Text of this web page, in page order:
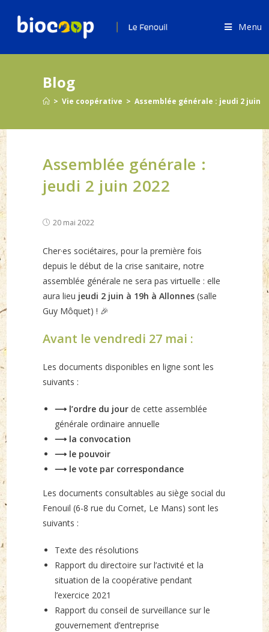
content
Menu
Blog
> Vie coopérative > Assemblée générale : jeudi 2 juin
Assemblée générale :
jeudi 2 juin 2022
Post20 mai 2022
Cher·es sociétaires, pour la première fois
depuis le début de la crise sanitaire, notre
assemblée générale ne sera pas virtuelle : elle
aura lieu jeudi 2 juin à 19h à Allonnes (salle
Guy Môquet) ! 🎉
Avant le vendredi 27 mai :
Les documents disponibles en ligne sont les
suivants :
⟶ l’ordre du jour de cette assemblée
générale ordinaire annuelle
⟶ la convocation
⟶ le pouvoir
⟶ le vote par correspondance
Les documents consultables au siège social du
Fenouil (6-8 rue du Cornet, Le Mans) sont les
suivants :
Texte des résolutions
Rapport du directoire sur l’activité et la
situation de la coopérative pendant
l’exercice 2021
Rapport du conseil de surveillance sur le
gouvernement d’entreprise